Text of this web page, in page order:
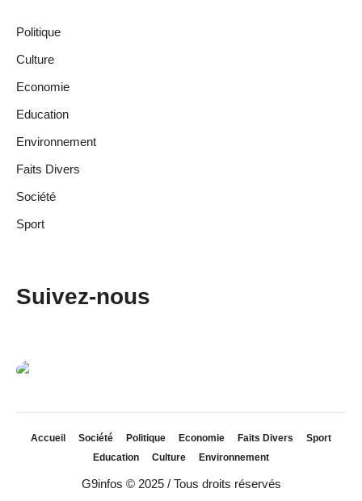
Politique
Culture
Economie
Education
Environnement
Faits Divers
Société
Sport
Suivez-nous
Accueil Société Politique Economie Faits Divers
Sport
Education
Culture Environnement
G9infos © 2025 / Tous droits réservés